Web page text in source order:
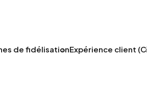
de fidélisationExpérience client